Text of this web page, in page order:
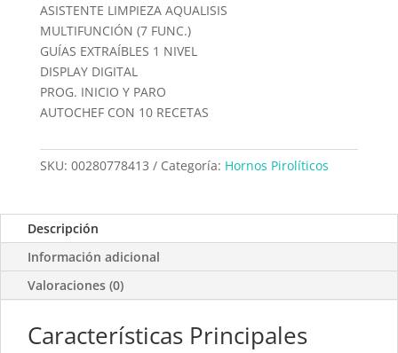
ASISTENTE LIMPIEZA AQUALISIS
MULTIFUNCIÓN (7 FUNC.)
GUÍAS EXTRAÍBLES 1 NIVEL
DISPLAY DIGITAL
PROG. INICIO Y PARO
AUTOCHEF CON 10 RECETAS
SKU: 00280778413 Categoría: Hornos Pirolíticos
Descripción
Información adicional
Valoraciones (0)
Características Principales